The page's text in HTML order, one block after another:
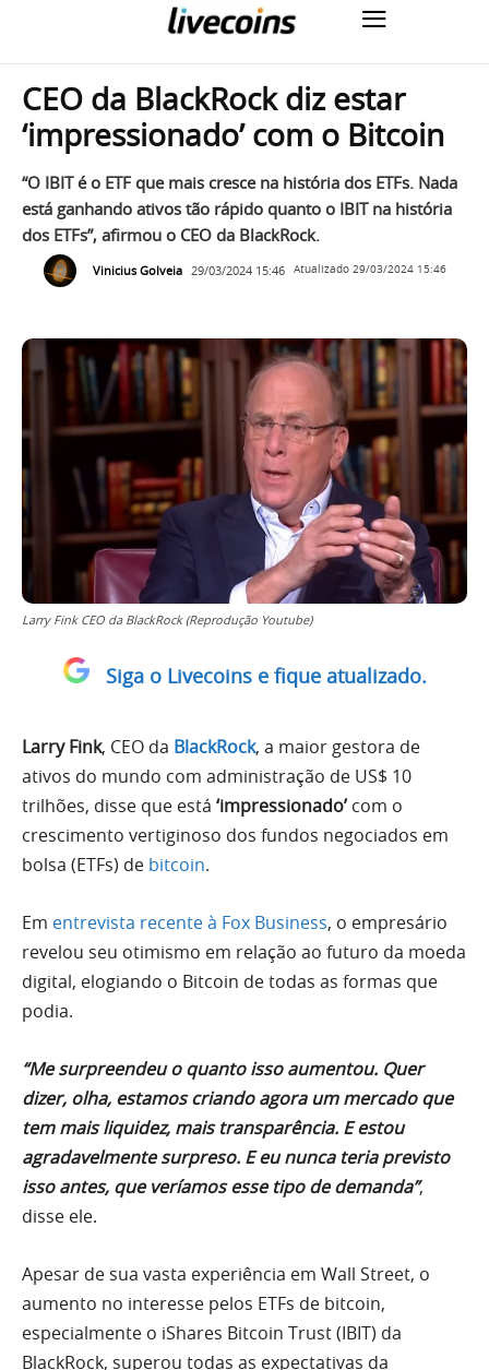
CEO da BlackRock diz estar
‘impressionado’ com o Bitcoin
“O IBIT é o ETF que mais cresce na história dos ETFs. Nada
está ganhando ativos tão rápido quanto o IBIT na história
dos ETFs”, afirmou o CEO da BlackRock.
Vinicius Golveia 29/03/2024 15:46 Atualizado 29/03/2024 15:46
Larry Fink CEO da BlackRock (Reprodução Youtube)
Siga o Livecoins e fique atualizado.
Larry Fink, CEO da BlackRock, a maior gestora de
ativos do mundo com administração de US$ 10
trilhões, disse que está ‘impressionado’ com o
crescimento vertiginoso dos fundos negociados em
bolsa (ETFs) de bitcoin.
Em entrevista recente à Fox Business, o empresário
revelou seu otimismo em relação ao futuro da moeda
digital, elogiando o Bitcoin de todas as formas que
podia.
“Me surpreendeu o quanto isso aumentou. Quer
dizer, olha, estamos criando agora um mercado que
tem mais liquidez, mais transparência. E estou
agradavelmente surpreso. E eu nunca teria previsto
isso antes, que veríamos esse tipo de demanda”,
disse ele.
Apesar de sua vasta experiência em Wall Street, o
aumento no interesse pelos ETFs de bitcoin,
especialmente o iShares Bitcoin Trust (IBIT) da
BlackRock, superou todas as expectativas da